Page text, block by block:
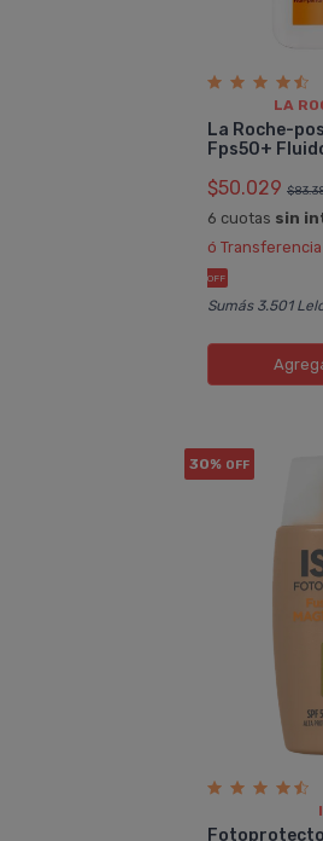
LA
La Roche-
Fps50+
$50.029
6 cuotas sin
ó Transferencia
OFF
Sumás 3.501
30% OFF